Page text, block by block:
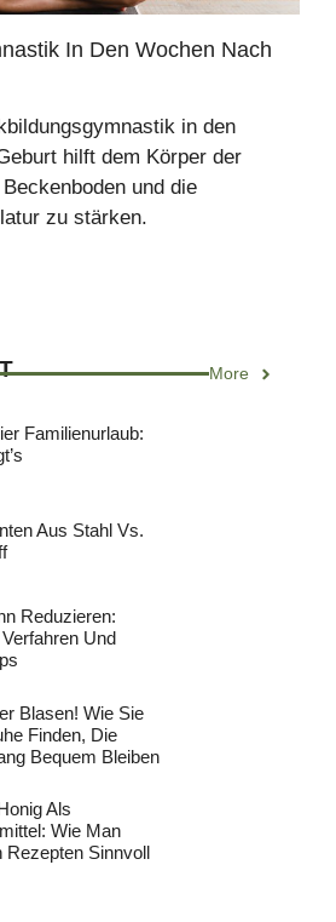
In Den Wochen Nach
in den
hilft dem Körper der
und die
zu stärken.
More
Familienurlaub:
Aus Stahl Vs.
Reduzieren:
Und
Blasen! Wie Sie
Finden, Die
Bequem Bleiben
Als
Wie Man
Rezepten Sinnvoll